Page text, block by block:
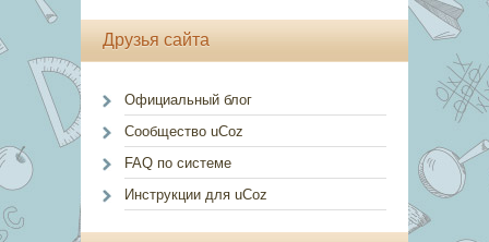
Друзья сайта
Официальный блог
Сообщество uCoz
FAQ по системе
Инструкции для uCoz